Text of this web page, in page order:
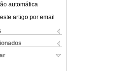
automática
artigo por email